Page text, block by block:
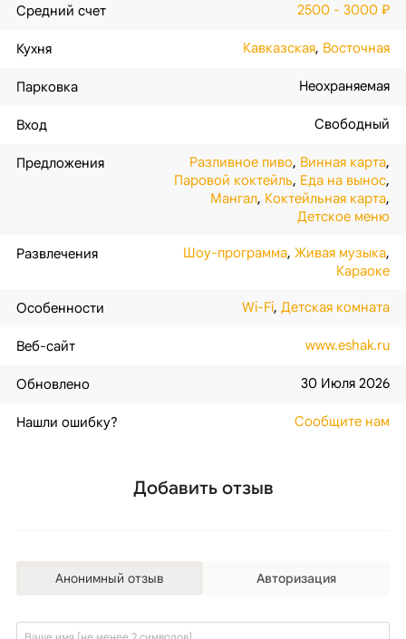
Средний счет 2500 - 3000 ₽
Кухня Кавказская, Восточная
Парковка Неохраняемая
Вход Свободный
Предложения Разливное пиво, Винная карта,
Паровой коктейль, Еда на вынос,
Мангал, Коктейльная карта,
Детское меню
Развлечения Шоу-программа,Живая музыка,
Караоке
Особенности Wi-Fi,Детская комната
Веб-сайт www.eshak.ru
Обновлено 30 Июля 2026
Нашли ошибку? Сообщите нам
Добавить отзыв
Анонимный отзыв Авторизация